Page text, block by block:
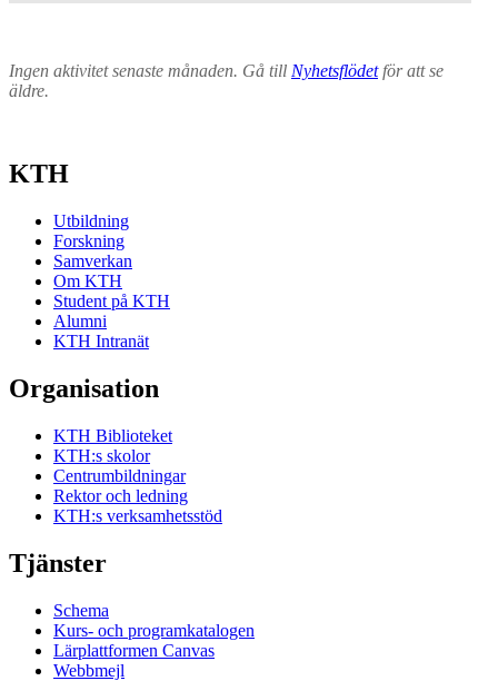
Ingen aktivitet senaste månaden. Gå till Nyhetsflödetför att se
äldre.
KTH
Utbildning
Forskning
Samverkan
Om KTH
Student på KTH
Alumni
KTH Intranät
Organisation
KTH Biblioteket
KTH:s skolor
Centrumbildningar
Rektor och ledning
KTH:s verksamhetsstöd
Tjänster
Schema
Kurs- och programkatalogen
Lärplattformen Canvas
Webbmejl